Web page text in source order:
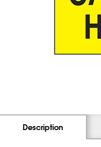
Description